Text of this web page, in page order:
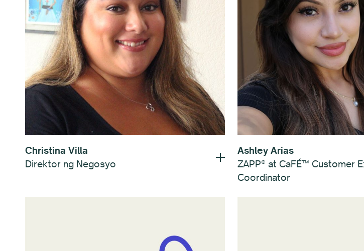
Christina Villa
Direktor ng Negosyo
Ashley Arias
ZAPP® at CaFÉ™ Customer
Coordinator